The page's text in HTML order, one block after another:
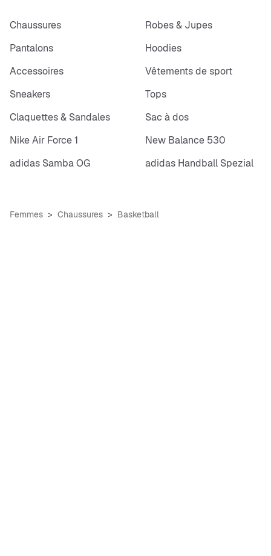
Chaussures
Robes & Jupes
Pantalons
Hoodies
Accessoires
Vêtements de sport
Sneakers
Tops
Claquettes & Sandales
Sac à dos
Nike Air Force 1
New Balance 530
adidas Samba OG
adidas Handball Spezial
Femmes Chaussures Basketball